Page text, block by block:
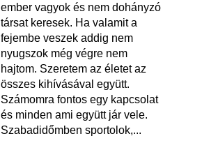
ember vagyok és nem dohányzó
társat keresek. Ha valamit a
fejembe veszek addig nem
nyugszok még végre nem
hajtom. Szeretem az életet az
összes kihívásával együtt.
Számomra fontos egy kapcsolat
és minden ami együtt jár vele.
Szabadidőmben sportolok,...